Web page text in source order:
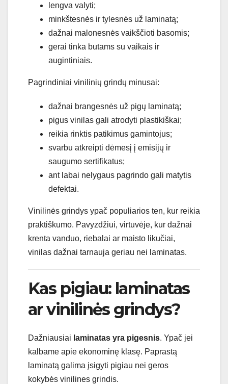
lengva valyti;
minkštesnės ir tylesnės už laminatą;
dažnai malonesnės vaikščioti basomis;
gerai tinka butams su vaikais ir
augintiniais.
Pagrindiniai vinilinių grindų minusai:
dažnai brangesnės už pigų laminatą;
pigus vinilas gali atrodyti plastikiškai;
reikia rinktis patikimus gamintojus;
svarbu atkreipti dėmesį į emisijų ir
saugumo sertifikatus;
ant labai nelygaus pagrindo gali matytis
defektai.
Vinilinės grindys ypač populiarios ten, kur reikia
praktiškumo. Pavyzdžiui, virtuvėje, kur dažnai
krenta vanduo, riebalai ar maisto likučiai,
vinilas dažnai tarnauja geriau nei laminatas.
Kas pigiau: laminatas
ar vinilinės grindys?
Dažniausiai laminatas yra pigesnis. Ypač jei
kalbame apie ekonominę klasę. Paprastą
laminatą galima įsigyti pigiau nei geros
kokybės vinilines grindis.